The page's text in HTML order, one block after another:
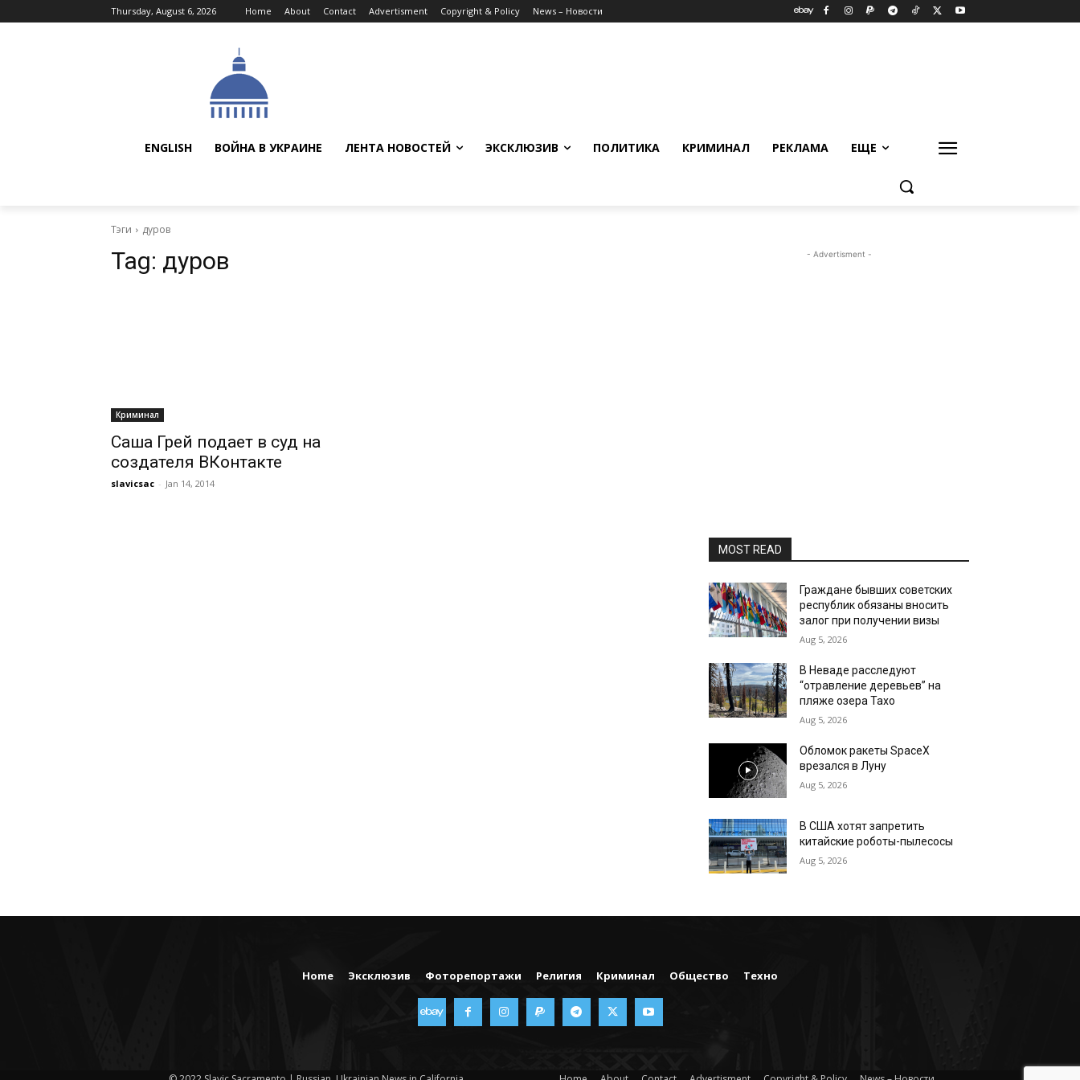
Thursday, August 6, 2026 Home About Contact Advertisment Copyright & Policy News – Новости
ENGLISH ВОЙНА В УКРАИНЕ ЛЕНТА НОВОСТЕЙ ЭКСКЛЮЗИВ ПОЛИТИКА КРИМИНАЛ РЕКЛАМА ЕЩЕ
Тэги дуров
Tag: дуров
Криминал
Саша Грей подает в суд на
создателя ВКонтакте
slavicsac - Jan 14, 2014
- Advertisment -
MOST READ
Граждане бывших советских
республик обязаны вносить
залог при получении визы
Aug 5, 2026
В Неваде расследуют
“отравление деревьев” на
пляже озера Тахо
Aug 5, 2026
Обломок ракеты SpaceX
врезался в Луну
Aug 5, 2026
В США хотят запретить
китайские роботы-пылесосы
Aug 5, 2026
Home Эксклюзив Фоторепортажи Религия Криминал Общество Техно